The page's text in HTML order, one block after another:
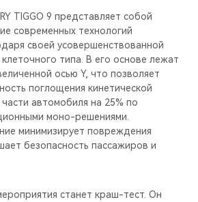
TIGGO 9 представляет собой
современных технологий
своей усовершенствованной
типа. В его основе лежат
осью Y, что позволяет
поглощения кинетической
автомобиля на 25% по
моно-решениями.
минимизирует повреждения
безопасность пассажиров и
станет краш-тест. Он